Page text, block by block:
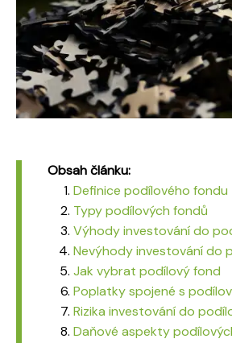
Obsah článku:
Definice podílového fondu
Typy podílových fondů
Výhody investování do
Nevýhody investování do
Jak vybrat podílový fond
Poplatky spojené s
Rizika investování do
Daňové aspekty